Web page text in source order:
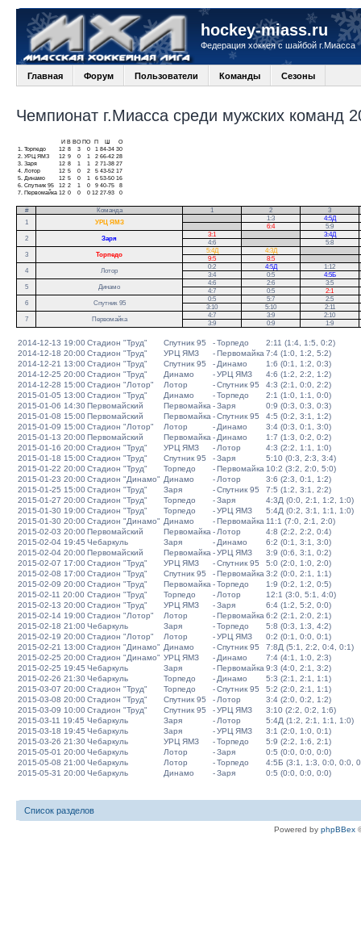
hockey-miass.ru
Федерация хоккея с шайбой г.Миасса
Главная Форум Пользователи Команды Сезоны
Чемпионат г.Миасса среди мужских команд
И В ВО ПО П
О
1.
Торпедо 12 8 3 0 1 84-34 30
2. УРЦ ЯМЗ 12 9 0 1 2 66-42 28
3. Заря 12 8 1 1 2 71-38 27
4. Лотор 12 5 0 2 5 43-52 17
5.
Динамо 12 5 0 1 6 53-50 16
6. Спутник 95 12 2 1 0 9 40-75
8
7.
Первомайка 12 0 0 0 12 27-93 0
# Команда 1 2
3
1
УРЦ ЯМЗ
1:3
4:5Д
6:4
5:9
2
Заря
3:1
3:4Д
4:6
5:8
3
Торпедо
5:4Д 4:3Д
9:5
8:5
4
Лотор
0:2 4:5Д 1:12
3:4
0:5 4:5Б
5
Динамо
4:6 2:6
3:5
4:7
0:5
2:1
6
Спутник 95
0:5 5:7
2:5
3:10
5:10
2:11
7
Первомайка
4:7 3:9
2:10
3:9
0:9 1:9
2014-12-13 19:00Стадион "Труд" Спутник 95 -Торпедо
2:11 (1:4, 1:5, 0:2)
2014-12-18 20:00Стадион "Труд" УРЦ ЯМЗ -Первомайка 7:4 (1:0, 1:2, 5:2)
2014-12-21 13:00Стадион "Труд" Спутник 95 - Динамо
1:6 (0:1, 1:2, 0:3)
2014-12-25 20:00Стадион "Труд" Динамо -УРЦ ЯМЗ
4:6 (1:2, 2:2, 1:2)
2014-12-28 15:00Стадион "Лотор" Лотор -Спутник 95
4:3 (2:1, 0:0, 2:2)
2015-01-05 13:00Стадион "Труд" Динамо -Торпедо
2:1 (1:0, 1:1, 0:0)
2015-01-06 14:30Первомайский Первомайка -Заря
0:9 (0:3, 0:3, 0:3)
2015-01-08 15:00Первомайский Первомайка -Спутник 95
4:5 (0:2, 3:1, 1:2)
2015-01-09 15:00Стадион "Лотор" Лотор - Динамо
3:4 (0:3, 0:1, 3:0)
2015-01-13 20:00Первомайский Первомайка - Динамо
1:7 (1:3, 0:2, 0:2)
2015-01-16 20:00Стадион "Труд" УРЦ ЯМЗ - Лотор
4:3 (2:2, 1:1, 1:0)
2015-01-18 15:00Стадион "Труд" Спутник 95 -Заря
5:10 (0:3, 2:3, 3:4)
2015-01-22 20:00Стадион "Труд" Торпедо -Первомайка 10:2 (3:2, 2:0, 5:0)
2015-01-23 20:00Стадион "Динамо" Динамо - Лотор
3:6 (2:3, 0:1, 1:2)
2015-01-25 15:00Стадион "Труд" Заря -Спутник 95
7:5 (1:2, 3:1, 2:2)
2015-01-27 20:00Стадион "Труд" Торпедо -Заря
4:3Д (0:0, 2:1, 1:2, 1:0)
2015-01-30 19:00Стадион "Труд" Торпедо -УРЦ ЯМЗ
5:4Д (0:2, 3:1, 1:1, 1:0)
2015-01-30 20:00Стадион "Динамо" Динамо -Первомайка 11:1 (7:0, 2:1, 2:0)
2015-02-03 20:00Первомайский Первомайка - Лотор
4:8 (2:2, 2:2, 0:4)
2015-02-04 19:45 Чебаркуль Заря - Динамо
6:2 (0:1, 3:1, 3:0)
2015-02-04 20:00Первомайский Первомайка -УРЦ ЯМЗ
3:9 (0:6, 3:1, 0:2)
2015-02-07 17:00Стадион "Труд" УРЦ ЯМЗ -Спутник 95
5:0 (2:0, 1:0, 2:0)
2015-02-08 17:00Стадион "Труд" Спутник 95 -Первомайка 3:2 (0:0, 2:1, 1:1)
2015-02-09 20:00Стадион "Труд" Первомайка -Торпедо
1:9 (0:2, 1:2, 0:5)
2015-02-11 20:00 Стадион "Труд" Торпедо - Лотор
12:1 (3:0, 5:1, 4:0)
2015-02-13 20:00Стадион "Труд" УРЦ ЯМЗ -Заря
6:4 (1:2, 5:2, 0:0)
2015-02-14 19:00Стадион "Лотор" Лотор -Первомайка 6:2 (2:1, 2:0, 2:1)
2015-02-18 21:00Чебаркуль Заря -Торпедо
5:8 (0:3, 1:3, 4:2)
2015-02-19 20:00Стадион "Лотор" Лотор -УРЦ ЯМЗ
0:2 (0:1, 0:0, 0:1)
2015-02-21 13:00Стадион "Динамо" Динамо -Спутник 95
7:8Д (5:1, 2:2, 0:4, 0:1)
2015-02-25 20:00Стадион "Динамо" УРЦ ЯМЗ - Динамо
7:4 (4:1, 1:0, 2:3)
2015-02-25 19:45 Чебаркуль Заря -Первомайка 9:3 (4:0, 2:1, 3:2)
2015-02-26 21:30Чебаркуль Торпедо - Динамо
5:3 (2:1, 2:1, 1:1)
2015-03-07 20:00Стадион "Труд" Торпедо -Спутник 95
5:2 (2:0, 2:1, 1:1)
2015-03-08 20:00Стадион "Труд" Спутник 95 - Лотор
3:4 (2:0, 0:2, 1:2)
2015-03-09 10:00Стадион "Труд" Спутник 95 -УРЦ ЯМЗ
3:10 (2:2, 0:2, 1:6)
2015-03-11 19:45 Чебаркуль Заря - Лотор
5:4Д (1:2, 2:1, 1:1, 1:0)
2015-03-18 19:45 Чебаркуль Заря -УРЦ ЯМЗ
3:1 (2:0, 1:0, 0:1)
2015-03-26 21:30Чебаркуль УРЦ ЯМЗ -Торпедо
5:9 (2:2, 1:6, 2:1)
2015-05-01 20:00Чебаркуль Лотор -Заря
0:5 (0:0, 0:0, 0:0)
2015-05-08 21:00Чебаркуль Лотор -Торпедо
4:5Б (3:1, 1:3, 0:0, 0:0,
2015-05-31 20:00Чебаркуль Динамо -Заря 0:5 (0:0, 0:0, 0:0)
Список разделов
Powered by phpBBex